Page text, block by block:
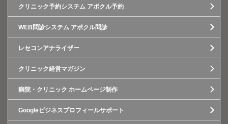
クリニック予約システム アポクル予約
WEB問診システム アポクル問診
レセコンアナライザー
クリニック経営マガジン
病院・クリニック ホームページ制作
Googleビジネスプロフィールサポート